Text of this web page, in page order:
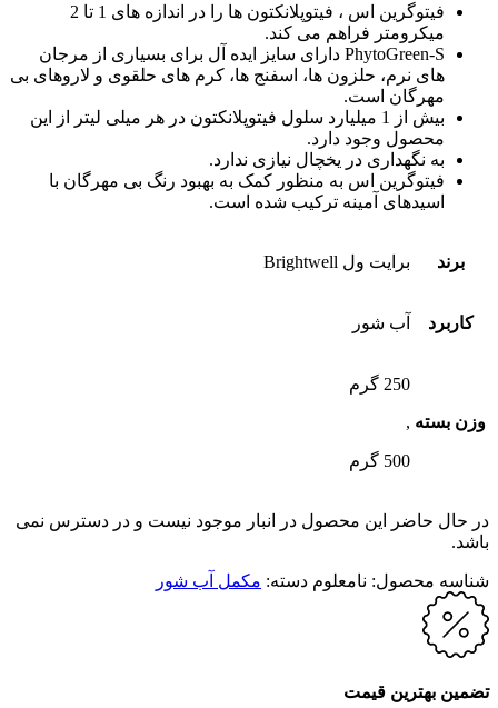
فیتوگرین اس ، فیتوپلانکتون ها را در اندازه های 1 تا 2
میکرومتر فراهم می کند.
PhytoGreen-S دارای سایز ایده آل برای بسیاری از مرجان
های نرم، حلزون ها، اسفنج ها، کرم های حلقوی و لاروهای بی
مهرگان است.
بیش از 1 میلیارد سلول فیتوپلانکتون در هر میلی لیتر از این
محصول وجود دارد.
به نگهداری در یخچال نیازی ندارد.
فیتوگرین اس به منظور کمک به بهبود رنگ بی مهرگان با
اسیدهای آمینه ترکیب شده است.
برند برایت ول Brightwell
کاربرد آب شور
وزن بسته
250 گرم
,
500 گرم
در حال حاضر این محصول در انبار موجود نیست و در دسترس نمی
باشد.
شناسه محصول: نامعلوم دسته: مکمل آب شور
تضمین بهترین قیمت